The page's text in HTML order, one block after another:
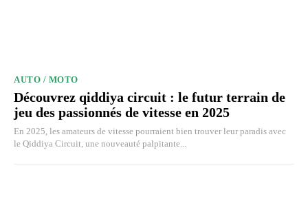
AUTO / MOTO
Découvrez qiddiya circuit : le futur terrain de
jeu des passionnés de vitesse en 2025
En 2025, les amateurs de vitesse pourraient bien trouver leur paradis avec
le Qiddiya Circuit, une nouveauté palpitante...